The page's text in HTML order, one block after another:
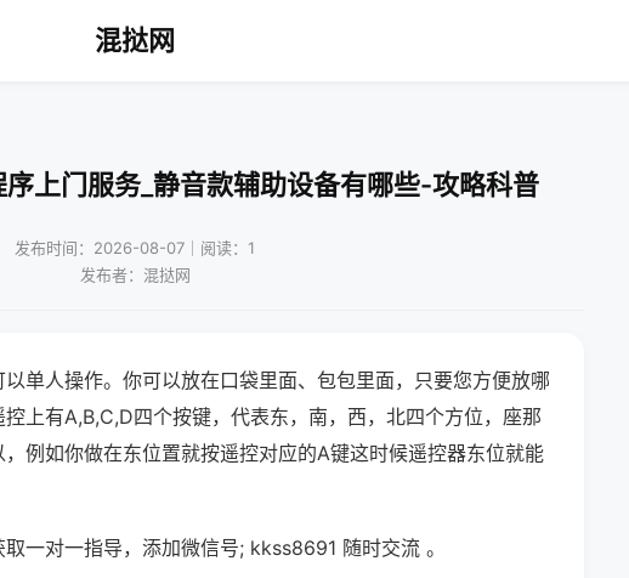
混挞网
上门服务_静音款辅助设备有哪些-攻略科普
发布时间：2026-08-07｜阅读：1
发布者：混挞网
单人操作。你可以放在口袋里面、包包里面，只要您方便放哪
上有A,B,C,D四个按键，代表东，南，西，北四个方位，座那
例如你做在东位置就按遥控对应的A键这时候遥控器东位就能
一对一指导，添加微信号; kkss8691 随时交流 。